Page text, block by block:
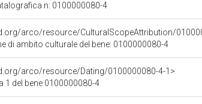
n: 0100000080-4
arco/resource/CulturalScopeAttribution/
di ambito culturale del bene: 0100000080-4
arco/resource/Dating/0100000080-4-1>
1 del bene 0100000080-4